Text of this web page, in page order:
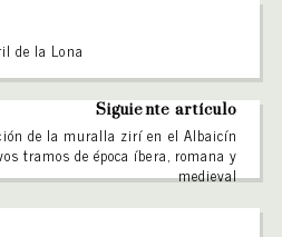
de la Lona
Siguiente artículo
de la muralla zirí en el Albaicín
tramos de época íbera, romana y
medieval